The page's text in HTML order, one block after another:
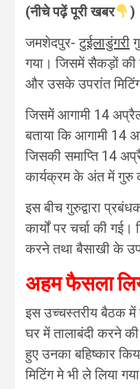
(नीचे पढ़ें पूरी खबर
)
जमशेदपुर-टुईलाडुंगरी
गया। जिसमें सैकड़ों की
और उसके उपरांत
जिसमें आगामी 14
बताया कि आगामी 14
जिसकी समाप्ति 14
कार्यक्रम के अंत में गुरु
इस बीच गुरुद्वारा
कार्यों पर चर्चा की
करने तथा बैसाखी के
अहम फैसला
इस उच्चस्तरीय बैठक में
घर में तालाबंदी करने
हुए उनका बहिष्कार
मिटिंग मे भी ले लिया